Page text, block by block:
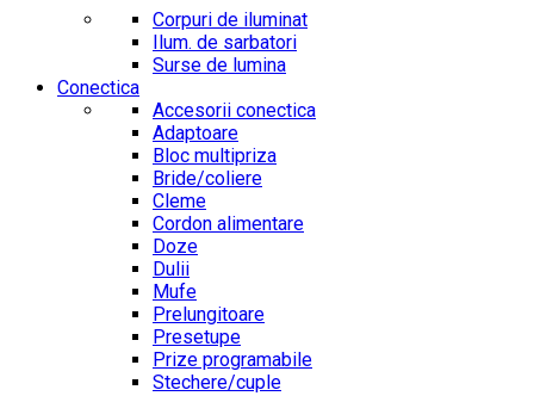
Corpuri de iluminat
Ilum. de sarbatori
Surse de lumina
Conectica
Accesorii conectica
Adaptoare
Bloc multipriza
Bride/coliere
Cleme
Cordon alimentare
Doze
Dulii
Mufe
Prelungitoare
Presetupe
Prize programabile
Stechere/cuple